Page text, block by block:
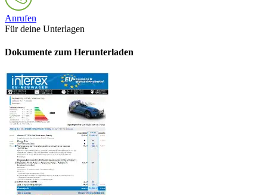
Anrufen
Für deine Unterlagen
Dokumente zum Herunterladen